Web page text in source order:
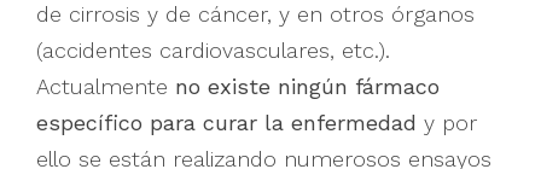
de cirrosis y de cáncer, y en otros órganos
(accidentes cardiovasculares, etc.).
Actualmente no existe ningún fármaco
específico para curar la enfermedad y por
ello se están realizando numerosos ensayos